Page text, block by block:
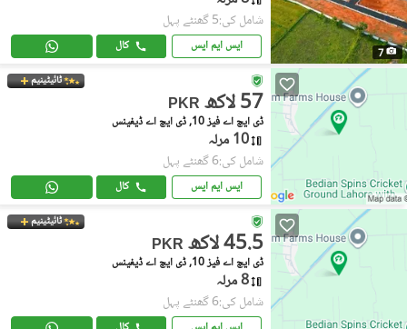
7
شامل کی:5 گھنٹے پہل
ایس ایم ایس کال
ٹائیٹینیم
PKR 57 لاکھ
ڈی ایچ اے فیز 10, ڈی ایچ اے ڈیفینس
10 مرلہ
شامل کی:6 گھنٹے پہل
ایس ایم ایس کال
ٹائیٹینیم
PKR 45.5 لاکھ
ڈی ایچ اے فیز 10, ڈی ایچ اے ڈیفینس
8 مرلہ
شامل کی:6 گھنٹے پہل